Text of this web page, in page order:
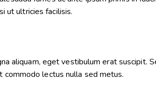
ut ultricies facilisis.
aliquam, eget vestibulum erat
commodo lectus nulla sed metus.